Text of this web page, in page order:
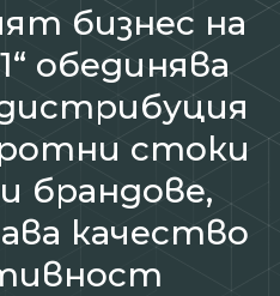
бизнес на
обединява
стоки
брандове,
качество